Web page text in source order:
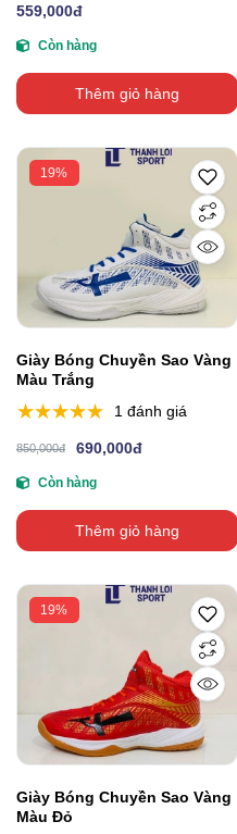
559,000đ
Còn hàng
Thêm giỏ hàng
19%
Giày Bóng Chuyền Sao Vàng
Màu Trắng
1 đánh giá
850,000đ 690,000đ
Còn hàng
Thêm giỏ hàng
19%
Giày Bóng Chuyền Sao Vàng
Màu Đỏ